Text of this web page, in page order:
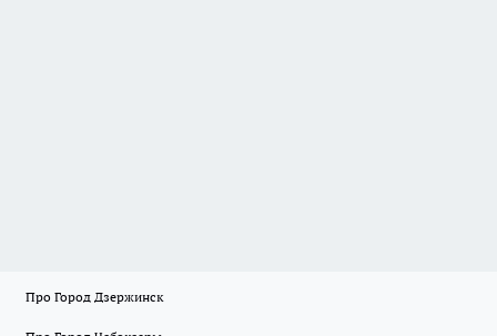
Про Город Дзержинск